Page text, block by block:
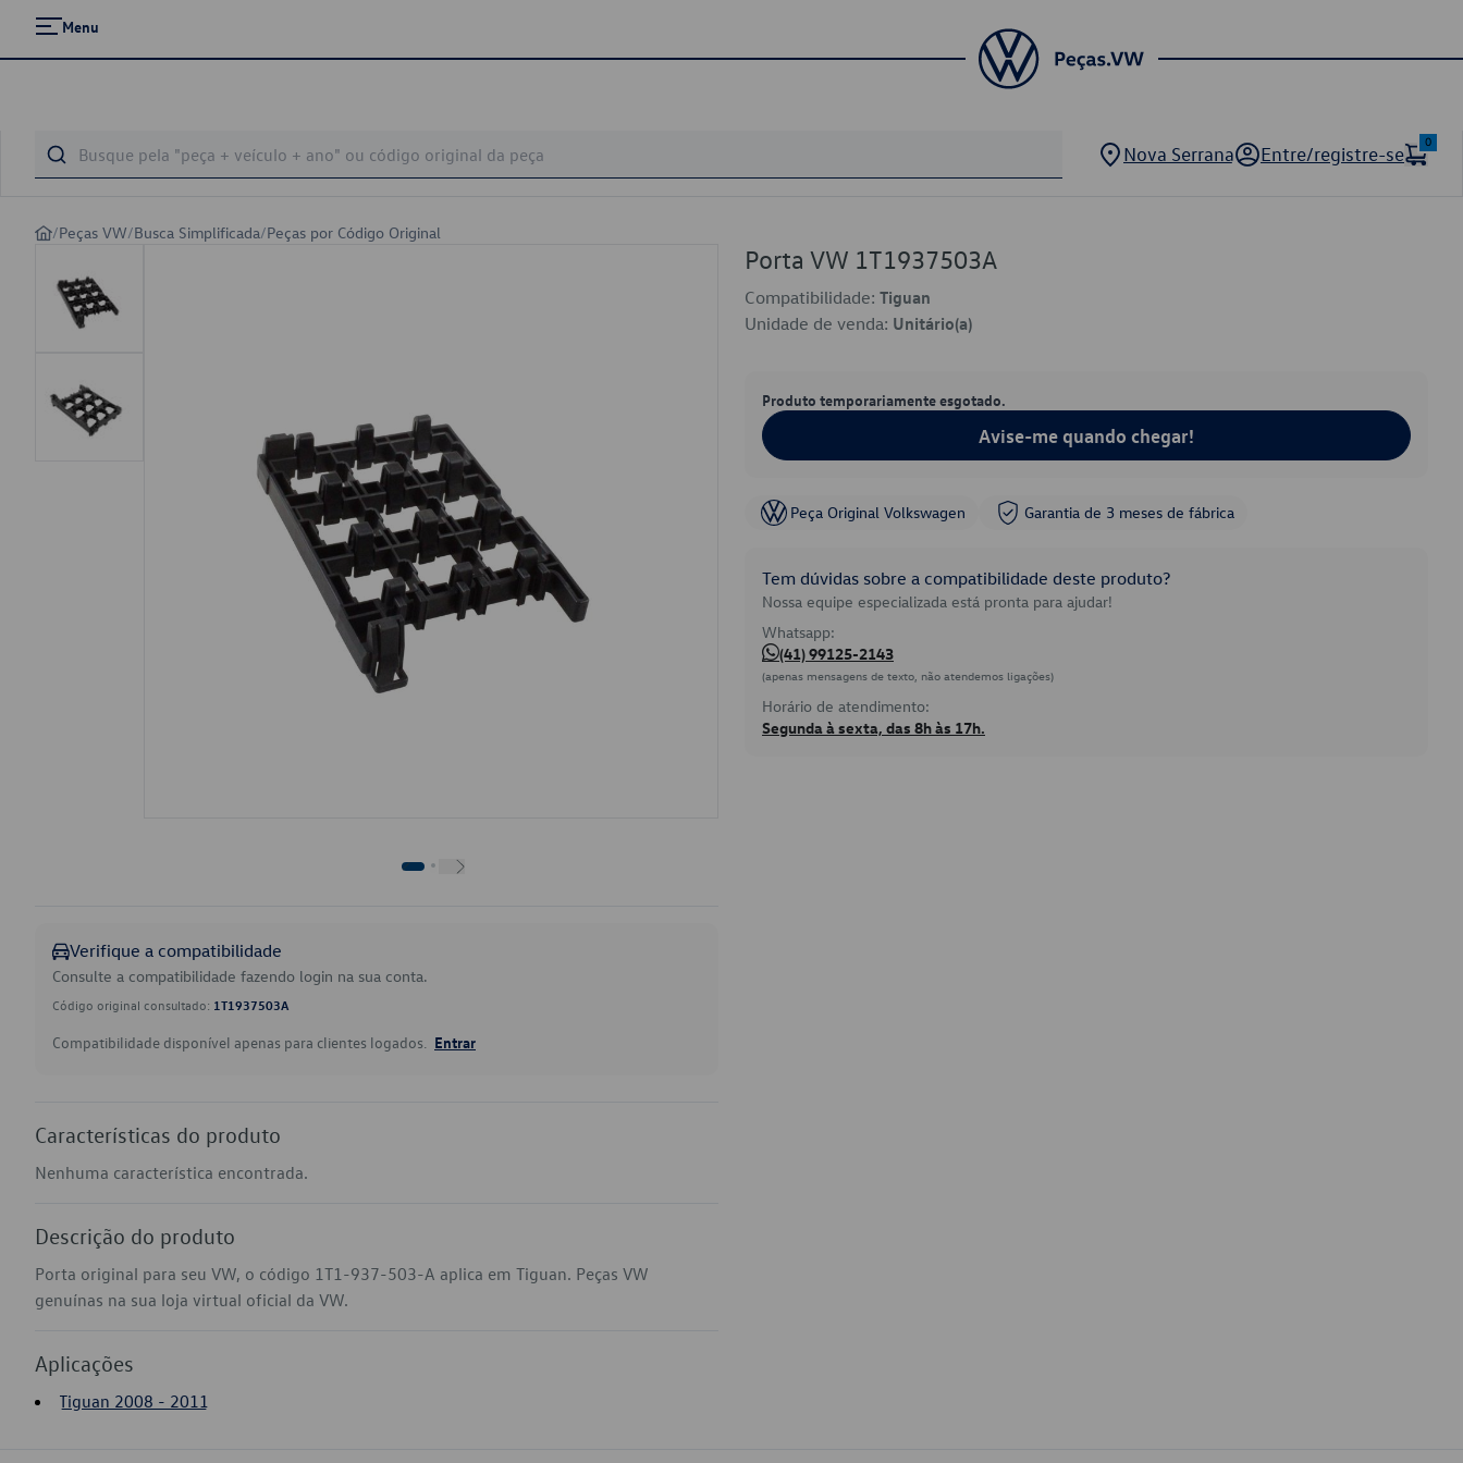
Menu
Nova Serrana Entre/registre-se
0
/Peças VW/Busca Simplificada/Peças por Código Original
Verifique a compatibilidade
Consulte a compatibilidade fazendo login na sua conta.
Código original consultado: 1T1937503A
Compatibilidade disponível apenas para clientes logados. Entrar
Características do produto
Nenhuma característica encontrada.
Descrição do produto
Porta original para seu VW, o código 1T1-937-503-A aplica em Tiguan. Peças VW
genuínas na sua loja virtual oficial da VW.
Aplicações
Tiguan 2008 - 2011
Porta VW 1T1937503A
Compatibilidade: Tiguan
Unidade de venda: Unitário(a)
Produto temporariamente esgotado.
Avise-me quando chegar!
Peça Original Volkswagen Garantia de 3 meses de fábrica
Tem dúvidas sobre a compatibilidade deste produto?
Nossa equipe especializada está pronta para ajudar!
Whatsapp:
(41) 99125-2143
(apenas mensagens de texto, não atendemos ligações)
Horário de atendimento:
Segunda à sexta, das 8h às 17h.